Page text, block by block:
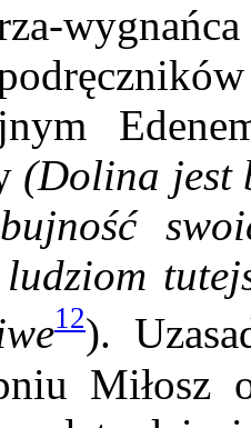
(Dolina jest
bujność
12).
Miłosz